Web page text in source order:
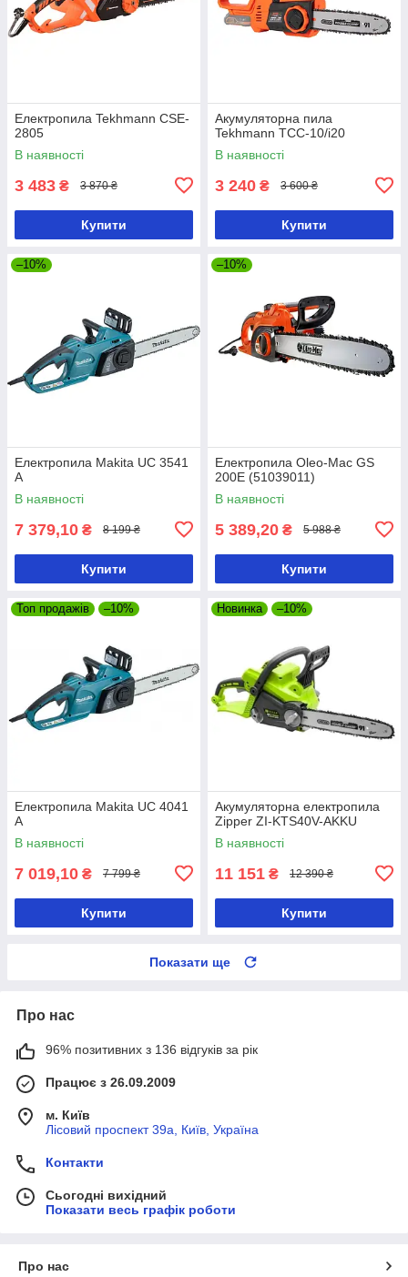
Електропила Tekhmann CSE-
2805
В наявності
3 483 ₴ 3 870 ₴
Купити
Акумуляторна пила
Tekhmann TCC-10/i20
В наявності
3 240 ₴ 3 600 ₴
Купити
–10%
Електропила Makita UC 3541
A
В наявності
7 379,10 ₴ 8 199 ₴
Купити
–10%
Електропила Oleo-Mac GS
200E (51039011)
В наявності
5 389,20 ₴ 5 988 ₴
Купити
Топ продажів –10%
Електропила Makita UC 4041
A
В наявності
7 019,10 ₴ 7 799 ₴
Купити
Новинка –10%
Акумуляторна електропила
Zipper ZI-KTS40V-AKKU
В наявності
11 151 ₴ 12 390 ₴
Купити
Показати ще
Про нас
96% позитивних з 136 відгуків за рік
Працює з 26.09.2009
м. Київ
Лісовий проспект 39а, Київ, Україна
Контакти
Сьогодні вихідний
Показати весь графік роботи
Про нас